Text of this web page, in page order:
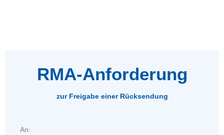
RMA-Anforderung
zur Freigabe einer Rücksendung
An: